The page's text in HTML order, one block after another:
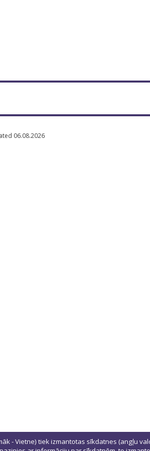
- Vietne) tiek izmantotas sīkdatnes (angļu
06.08.2026